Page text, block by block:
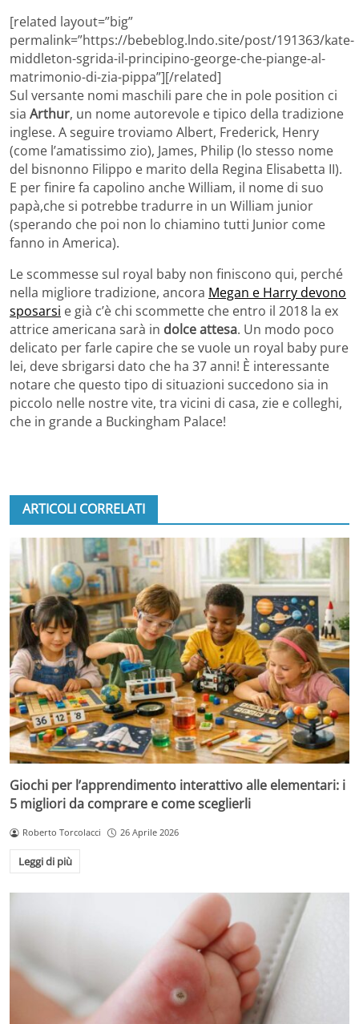
[related layout=”big”
permalink=”https://bebeblog.lndo.site/post/191363/kate-
middleton-sgrida-il-principino-george-che-piange-al-
matrimonio-di-zia-pippa”][/related]
Sul versante nomi maschili pare che in pole position ci
sia Arthur, un nome autorevole e tipico della tradizione
inglese. A seguire troviamo Albert, Frederick, Henry
(come l’amatissimo zio), James, Philip (lo stesso nome
del bisnonno Filippo e marito della Regina Elisabetta II).
E per finire fa capolino anche William, il nome di suo
papà,che si potrebbe tradurre in un William junior
(sperando che poi non lo chiamino tutti Junior come
fanno in America).
Le scommesse sul royal baby non finiscono qui, perché
nella migliore tradizione, ancora Megan e Harry devono
sposarsi e già c’è chi scommette che entro il 2018 la ex
attrice americana sarà in dolce attesa. Un modo poco
delicato per farle capire che se vuole un royal baby pure
lei, deve sbrigarsi dato che ha 37 anni! È interessante
notare che questo tipo di situazioni succedono sia in
piccolo nelle nostre vite, tra vicini di casa, zie e colleghi,
che in grande a Buckingham Palace!
ARTICOLI CORRELATI
Giochi per l’apprendimento interattivo alle elementari: i
5 migliori da comprare e come sceglierli
Roberto Torcolacci 26 Aprile 2026
Leggi di più